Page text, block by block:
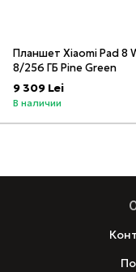
Планшет Xiaomi Pad 8
8/256 ГБ Pine Green
9 309 Lei
В наличии